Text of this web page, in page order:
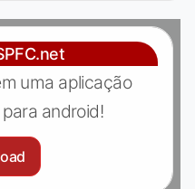
uma aplicação
android!